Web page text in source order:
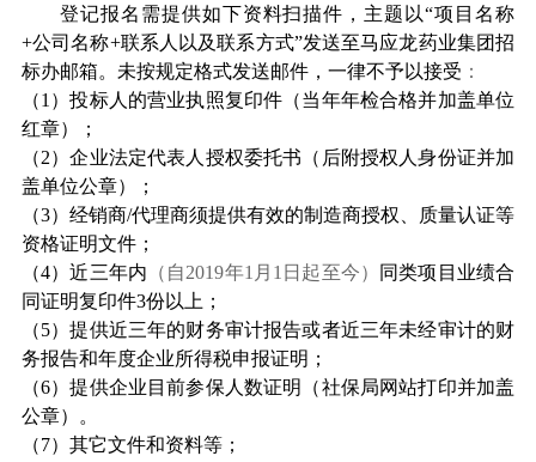
登记报名需提供如下资料扫描件，主题以“项目名称
+公司名称+联系人以及联系方式”发送至马应龙药业集团招
标办邮箱。未按规定格式发送邮件，一律不予以接受 ：
（1 ）投标人的营业执照复印件（当年年检合格并加盖单位
红章）；
（2）企业法定代表人授权委托书（后附授权人身份证并加
盖单位公章）；
（3）经销商/代理商须提供有效的制造商授权、质量认证等
资格证明文件；
（4）近三年内 （ 自2019年1 月 1 日起至今）
同类项目业绩合
同证明复印件3份以上；
（5）提供近三年的财务审计报告或者近三年未经审计的财
务报告和年度企业所得税申报证明；
（6）提供企业目前参保人数证明（社保局网站打印并加盖
公章）。
（7）其它文件和资料等；